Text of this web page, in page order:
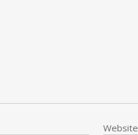
Website